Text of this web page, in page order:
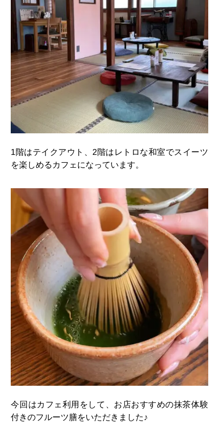
1階はテイクアウト、 2階はレトロな和室でスイーツ
を楽しめるカフェになっています。
今回はカフェ利用をして、お店おすすめの抹茶体験
付きのフルーツ膳をいただきました♪